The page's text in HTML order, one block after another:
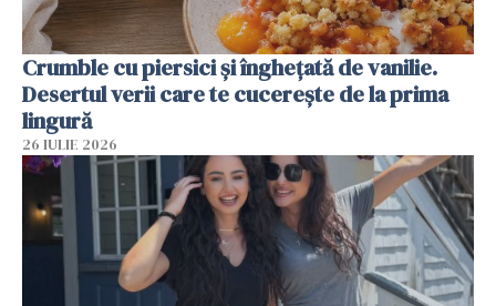
Crumble cu piersici și înghețată de vanilie.
Desertul verii care te cucerește de la prima
lingură
26 IULIE 2026